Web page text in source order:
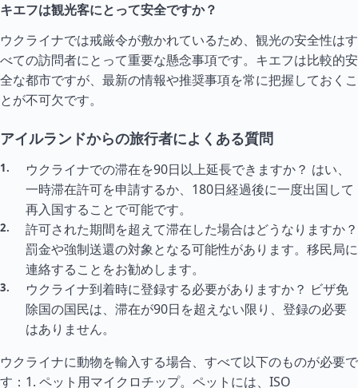
キエフは観光客にとって安全ですか？
ウクライナでは戒厳令が敷かれているため、観光の安全性はす
べての訪問者にとって重要な懸念事項です。キエフは比較的安
全な都市ですが、最新の情報や推奨事項を常に把握しておくこ
とが不可欠です。
アイルランドからの旅行者によくある質問
ウクライナでの滞在を90日以上延長できますか？ はい、
一時滞在許可を申請するか、180日経過後に一度出国して
再入国することで可能です。
許可された期間を超えて滞在した場合はどうなりますか？
罰金や強制送還の対象となる可能性があります。移民局に
連絡することをお勧めします。
ウクライナ到着時に登録する必要がありますか？ ビザ免
除国の国民は、滞在が90日を超えない限り、登録の必要
はありません。
ウクライナに動物を輸入する場合、すべて以下のものが必要で
す：1. ペット用マイクロチップ。ペットには、ISO